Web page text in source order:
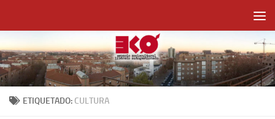
ETIQUETADO: CULTURA